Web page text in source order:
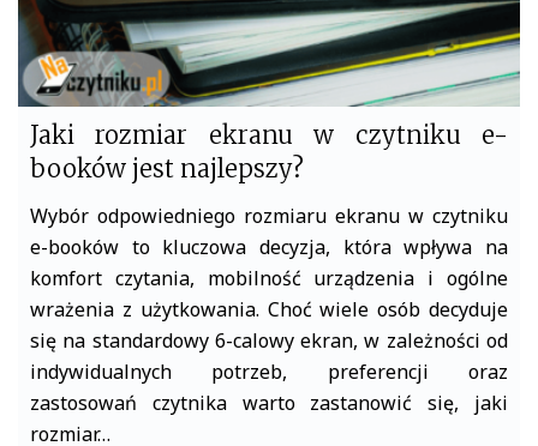
Jaki rozmiar ekranu w czytniku e-
booków jest najlepszy?
Wybór odpowiedniego rozmiaru ekranu w czytniku
e-booków to kluczowa decyzja, która wpływa na
komfort czytania, mobilność urządzenia i ogólne
wrażenia z użytkowania. Choć wiele osób decyduje
się na standardowy 6-calowy ekran, w zależności od
indywidualnych potrzeb, preferencji oraz
zastosowań czytnika warto zastanowić się, jaki
rozmiar…